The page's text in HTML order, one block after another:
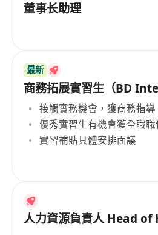
董事长助理
最新
商務拓展實習生（BD
接觸實務機會，獲商務指
優秀實習生有機會獲全職職
實習補貼具體安排面議
人力資源負責人